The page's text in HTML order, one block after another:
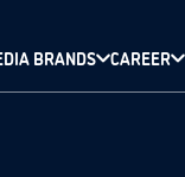
BRANDS CAREER